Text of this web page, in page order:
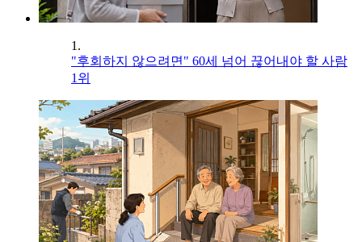
1.
"후회하지 않으려면" 60세 넘어 끊어내야 할 사람
1위